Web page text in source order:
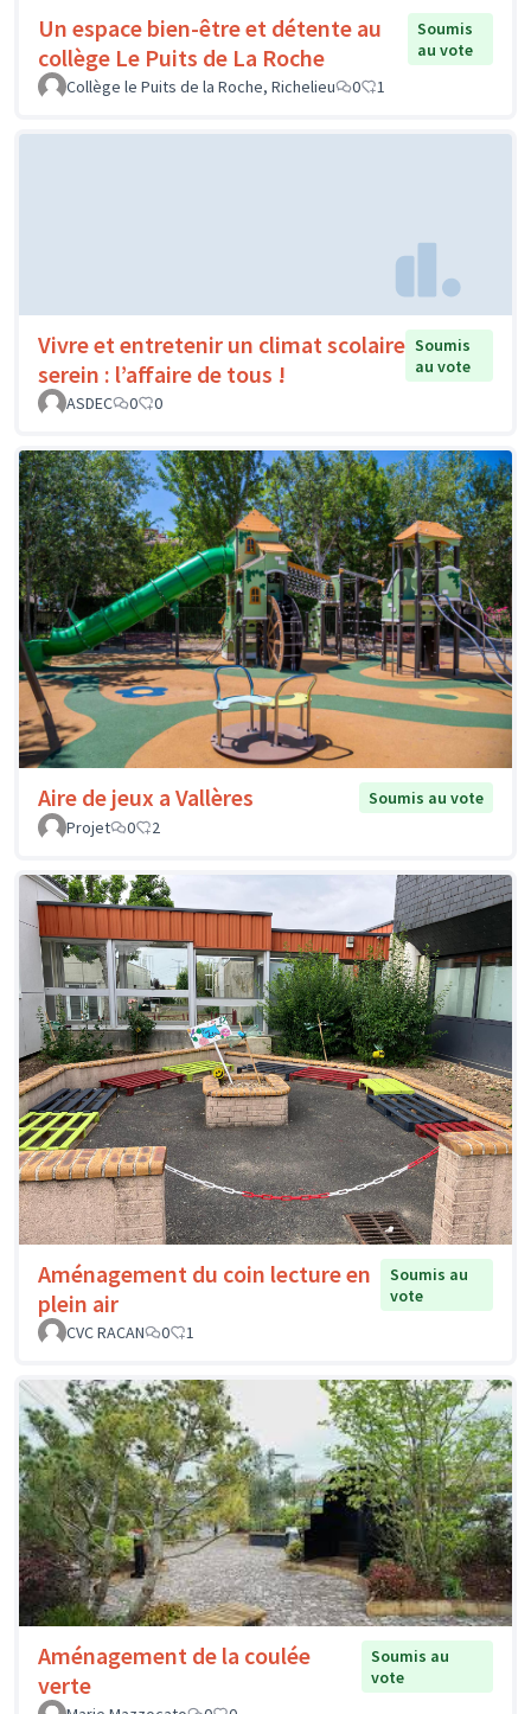
Un espace bien-être et détente au
collège Le Puits de La Roche
Soumis
au vote
Collège le Puits de la Roche, Richelieu
0 1
Vivre et entretenir un climat scolaire
serein : l’affaire de tous !
Soumis
au vote
ASDEC
0 0
Aire de jeux a Vallères
Soumis au vote
Projet
0 2
Aménagement du coin lecture en
plein air
Soumis au
vote
CVC RACAN
0 1
Aménagement de la coulée
verte
Soumis au
vote